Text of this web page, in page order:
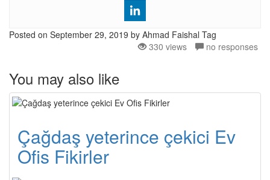
Posted on September 29, 2019 by Ahmad Faishal Tag
330 views
no responses
You may also like
Çağdaş yeterince çekici Ev
Ofis Fikirler